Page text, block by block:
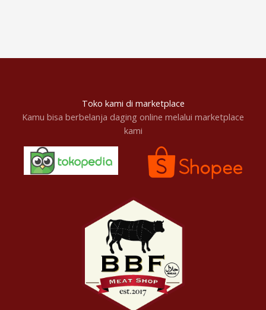
Toko kami di marketplace
Kamu bisa berbelanja daging online melalui marketplace
kami